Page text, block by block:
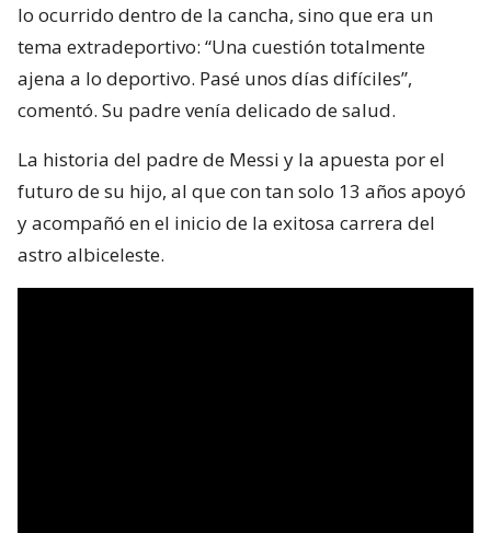
lo ocurrido dentro de la cancha, sino que era un
tema extradeportivo: “Una cuestión totalmente
ajena a lo deportivo. Pasé unos días difíciles”,
comentó. Su padre venía delicado de salud.
La historia del padre de Messi y la apuesta por el
futuro de su hijo, al que con tan solo 13 años apoyó
y acompañó en el inicio de la exitosa carrera del
astro albiceleste.